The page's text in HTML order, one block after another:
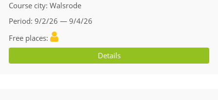
Course city Walsrode
Period 9/2/26 — 9/4/26
Free places
Details